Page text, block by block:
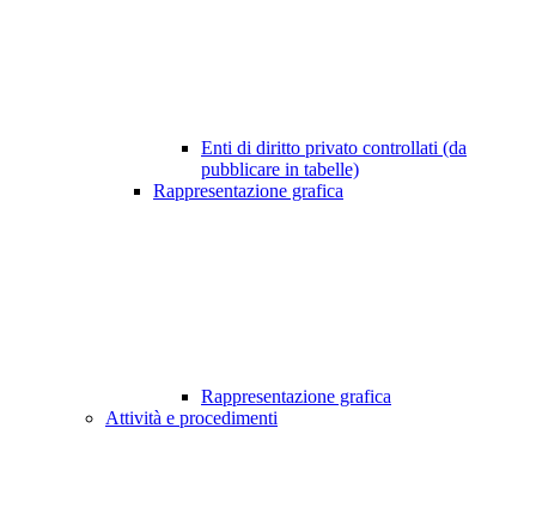
Enti di diritto privato controllati (da
pubblicare in tabelle)
Rappresentazione grafica
Rappresentazione grafica
Attività e procedimenti